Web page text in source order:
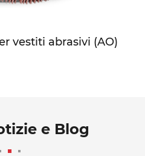
vestiti abrasivi (AO)
e Blog